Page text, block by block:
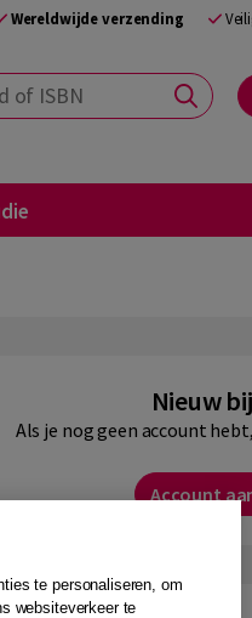
Wereldwijde verzending
Nieuw
Als je nog geen account
Account
te personaliseren, om
websiteverkeer te